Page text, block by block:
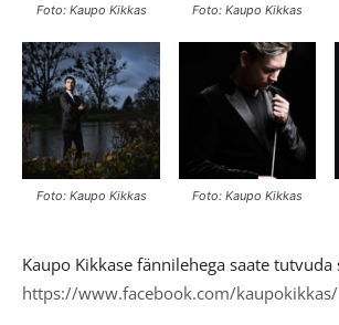
Foto: Kaupo Kikkas Foto: Kaupo Kikkas
Foto: Kaupo Kikkas Foto: Kaupo Kikkas
Kaupo Kikkase fännilehega saate tutvuda
https://www.facebook.com/kaupokikkas/